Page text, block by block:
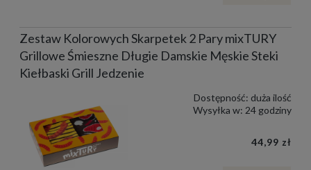
Zestaw Kolorowych Skarpetek 2 Pary mixTURY
Grillowe Śmieszne Długie Damskie Męskie Steki
Kiełbaski Grill Jedzenie
Dostępność: duża ilość
Wysyłka w: 24 godziny
44,99 zł